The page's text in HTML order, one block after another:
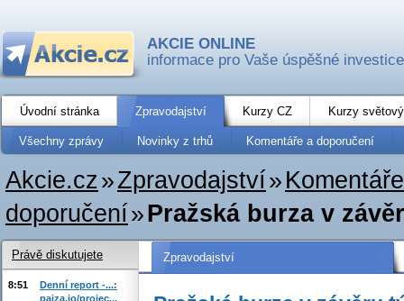
AKCIE ONLINE
informace pro Vaše úspěšné investice
Úvodní stránka Zpravodajství Kurzy CZ Kurzy
Všechny zprávy Novinky z trhů Komentáře a doporučení
Akcie.cz»Zpravodajství»
doporučení»Pražská burza v
Zpravodajství
Právě diskutujete
8:51
Denní report -...:
paiza.io/projec...